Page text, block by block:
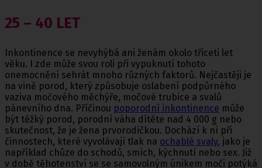
25 – 40 LET
Inkontinence se nevyhýbá ani ženám okolo třiceti let
věku. I zde může svou roli při vypuknutí tohoto
onemocnění sehrát mnoho různých faktorů. Nejčastěji je
na vině porod, který způsobuje oslabení podpůrného
vaziva močového měchýře, močové trubice a svalů
pánevního dna. Příčinou poporodní inkontinence může
být těžký porod, porodní váha dítěte nad 4 000 g nebo
skutečnost, že je žena prvorodičkou. Dochází k ní při
činnostech, které vyvolávají tlak na ochablé svaly, jako je
například chůze do schodů, smích, kýchnutí nebo sex. Již
v době těhotenství se se samovolným únikem moči potýká